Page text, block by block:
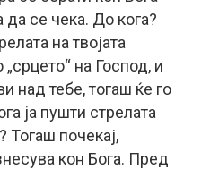
да се чека. До кога?
на твојата
на Господ, и
над тебе, тогаш ќе го
ја пушти стрелата
Тогаш почекај,
кон Бога. Пред